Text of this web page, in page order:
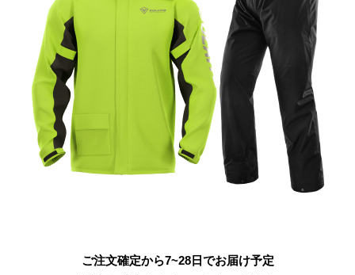
ご注文確定から7~28日でお届け予定